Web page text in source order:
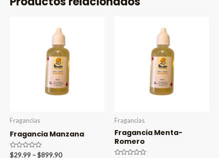
Fragancias
Fragancia Manzana
Valorado
$29.99 –$899.90Price
Fragancias
Fragancia Menta-
Romero